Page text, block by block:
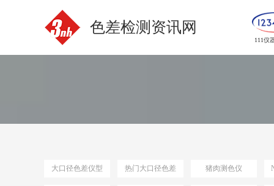
色差检测资讯网
111仪
大口径色差仪型 热门大口径色差 猪肉测色仪